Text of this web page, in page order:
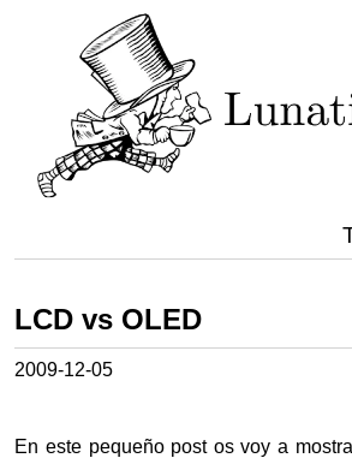
LCD vs OLED
2009-12-05
En este pequeño post os voy a